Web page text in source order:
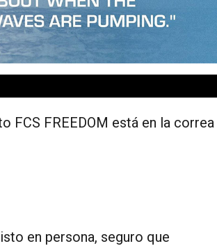
FCS FREEDOM está en la correa
en persona, seguro que